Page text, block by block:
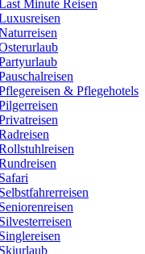
Last Minute Reisen
& Pflegehotels
Safari
Selbstfahrerreisen
Seniorenreisen
Silvesterreisen
Singlereisen
Skiurlaub